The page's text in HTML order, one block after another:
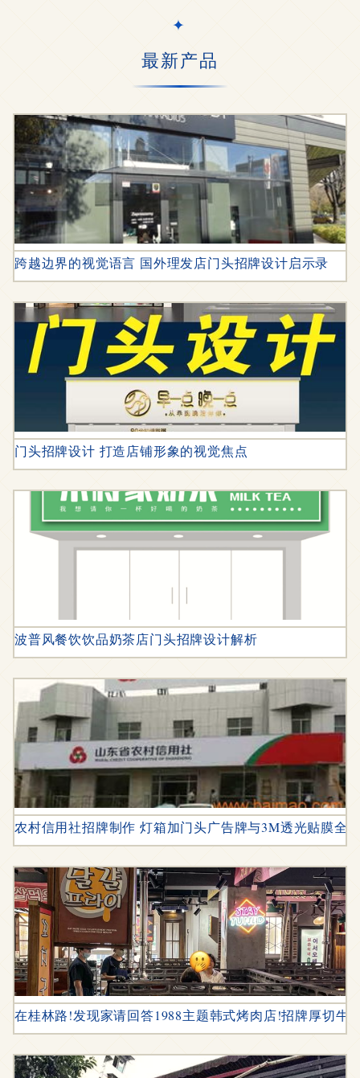
最新产品
跨越边界的视觉语言 国外理发店门头招牌设计启示录
门头招牌设计 打造店铺形象的视觉焦点
波普风餐饮饮品奶茶店门头招牌设计解析
农村信用社招牌制作 灯箱加门头广告牌与3M透光贴膜全
在桂林路!发现家请回答1988主题韩式烤肉店!招牌厚切牛